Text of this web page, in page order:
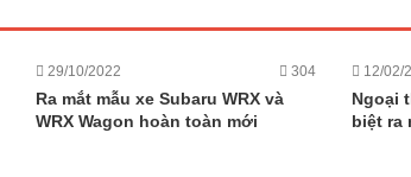
29/10/2022 304
Ra mắt mẫu xe Subaru WRX và
WRX Wagon hoàn toàn mới
12/02/
Ngoại
biệt ra